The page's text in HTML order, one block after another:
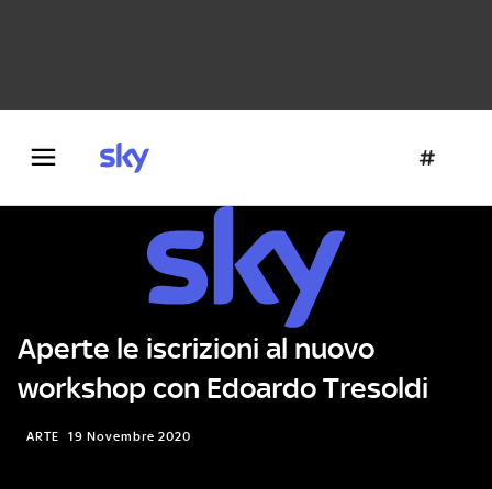
Aperte le iscrizioni al nuovo
workshop con Edoardo Tresoldi
ARTE 19 Novembre 2020